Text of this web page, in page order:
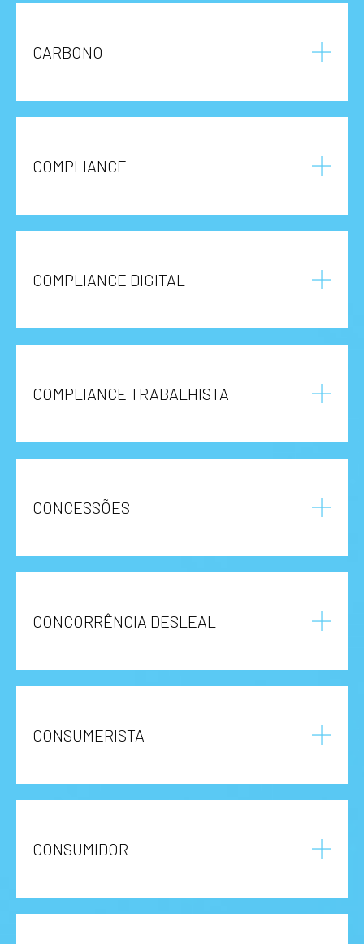
CARBONO
COMPLIANCE
COMPLIANCE DIGITAL
COMPLIANCE TRABALHISTA
CONCESSÕES
CONCORRÊNCIA DESLEAL
CONSUMERISTA
CONSUMIDOR